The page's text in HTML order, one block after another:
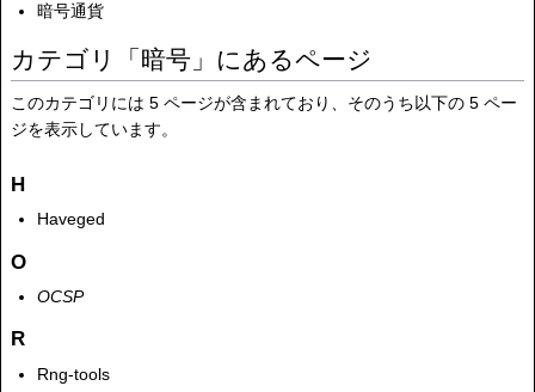
暗号通貨
カテゴリ「暗号」にあるページ
このカテゴリには 5 ページが含まれており、そのうち以下の 5 ペー
ジを表示しています。
H
Haveged
O
OCSP
R
Rng-tools